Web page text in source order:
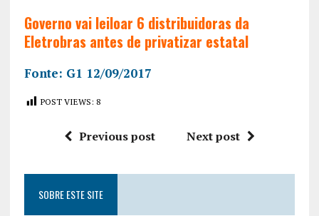
Governo vai leiloar 6 distribuidoras da
Eletrobras antes de privatizar estatal
Fonte: G1 12/09/2017
POST VIEWS: 8
Previous post Next post
SOBRE ESTE SITE